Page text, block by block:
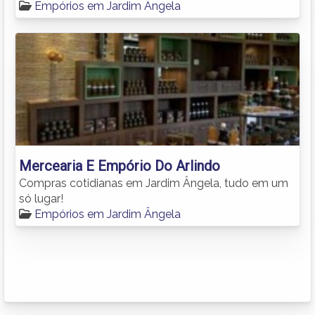
Empórios em Jardim Ângela
Mercearia E Empório Do Arlindo
Compras cotidianas em Jardim Ângela, tudo em um
só lugar!
Empórios em Jardim Ângela